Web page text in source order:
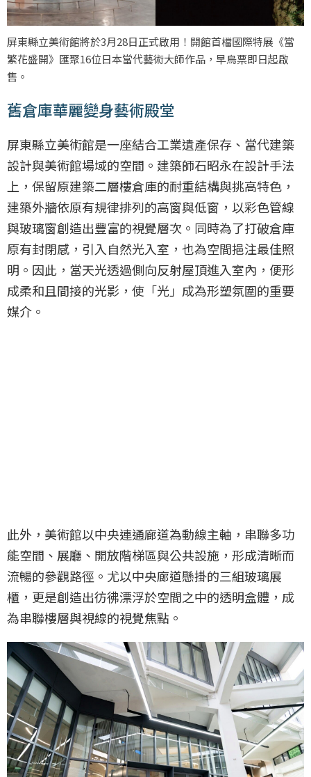
屏東縣立美術館將於3月28日正式啟用！開館首檔國際特展《當
繁花盛開》匯聚16位日本當代藝術大師作品，早鳥票即日起啟
售。
舊倉庫華麗變身藝術殿堂
屏東縣立美術館是一座結合工業遺產保存、當代建築
設計與美術館場域的空間。建築師石昭永在設計手法
上，保留原建築二層樓倉庫的耐重結構與挑高特色，
建築外牆依原有規律排列的高窗與低窗，以彩色管線
與玻璃窗創造出豐富的視覺層次。同時為了打破倉庫
原有封閉感，引入自然光入室，也為空間挹注最佳照
明。因此，當天光透過側向反射屋頂進入室內，便形
成柔和且間接的光影，使「光」成為形塑氛圍的重要
媒介。
此外，美術館以中央連通廊道為動線主軸，串聯多功
能空間、展廳、開放階梯區與公共設施，形成清晰而
流暢的參觀路徑。尤以中央廊道懸掛的三組玻璃展
櫃，更是創造出彷彿漂浮於空間之中的透明盒體，成
為串聯樓層與視線的視覺焦點。